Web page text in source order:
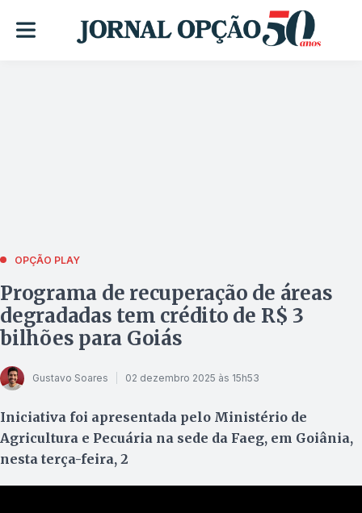
OPÇÃO PLAY
Programa de recuperação de áreas
degradadas tem crédito de R$ 3
bilhões para Goiás
Gustavo Soares 02 dezembro 2025 às 15h53
Iniciativa foi apresentada pelo Ministério de
Agricultura e Pecuária na sede da Faeg, em Goiânia,
nesta terça-feira, 2